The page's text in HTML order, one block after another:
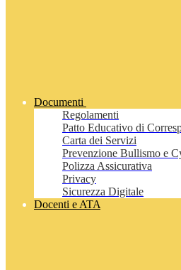
Documenti
Regolamenti
Patto Educativo di
Carta dei Servizi
Prevenzione Bullismo e
Polizza Assicurativa
Privacy
Sicurezza Digitale
Docenti e ATA